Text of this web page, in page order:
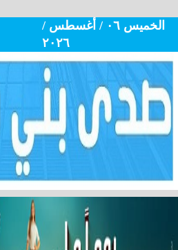
الخميس ٠٦ / أغسطس /
٢٠٢٦